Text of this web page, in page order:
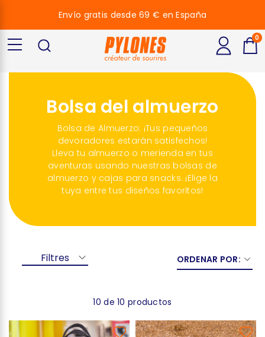
Bolsa del almuerzo
Bolsa de Almuerzo: ¡Tus pequeños
devoradores estarán satisfechos!
Lleva tu almuerzo o merienda en tus
aventuras usando nuestras bolsas de
almuerzo y cajas para snacks. ¡Elige la
tuya entre tus diseños favoritos!
Filtres ORDENAR POR:
10 de 10 productos
Envío gratis desde 69 € en España
0